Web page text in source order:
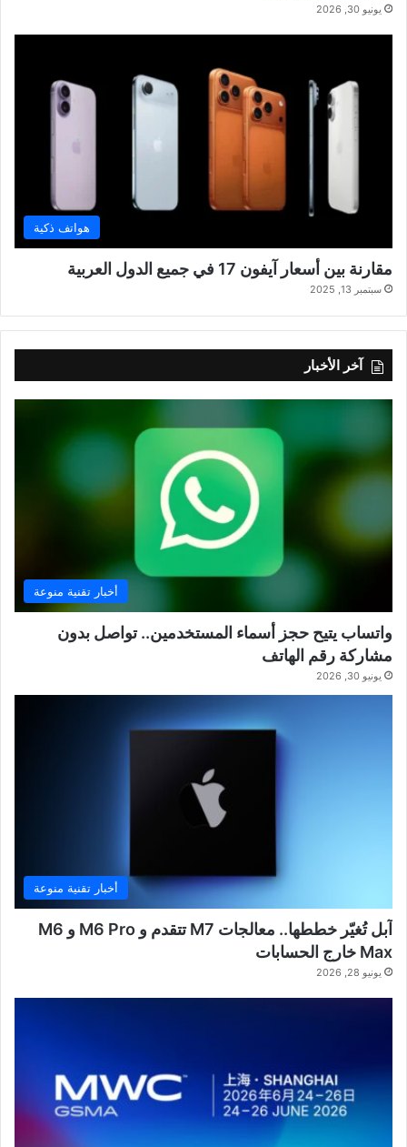
يونيو 30, 2026
هواتف ذكية
مقارنة بين أسعار آيفون 17 في جميع الدول العربية
سبتمبر 13, 2025
آخر الأخبار
أخبار تقنية منوعة
واتساب يتيح حجز أسماء المستخدمين.. تواصل بدون
مشاركة رقم الهاتف
يونيو 30, 2026
أخبار تقنية منوعة
آبل تُغيّر خططها.. معالجات M7 تتقدم و M6 Pro و M6
Max خارج الحسابات
يونيو 28, 2026